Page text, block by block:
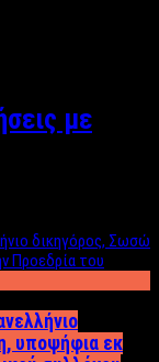
με
υποψήφια εκ